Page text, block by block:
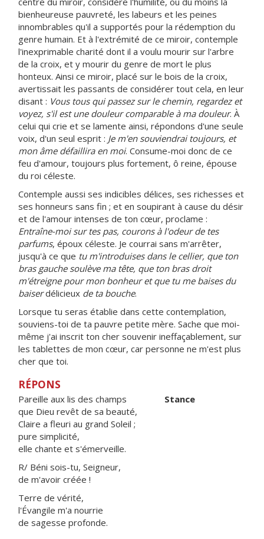
bienheureuse pauvreté, les labeurs et les peines
innombrables qu'il a supportés pour la rédemption du
genre humain. Et à l'extrémité de ce miroir, contemple
l'inexprimable charité dont il a voulu mourir sur l'arbre
de la croix, et y mourir du genre de mort le plus
honteux. Ainsi ce miroir, placé sur le bois de la croix,
avertissait les passants de considérer tout cela, en leur
disant : Vous tous qui passez sur le chemin, regardez et
voyez, s'il est une douleur comparable à ma douleur. À
celui qui crie et se lamente ainsi, répondons d'une seule
voix, d'un seul esprit : Je m'en souviendrai toujours, et
mon âme défaillira en moi. Consume-moi donc de ce
feu d'amour, toujours plus fortement, ô reine, épouse
du roi céleste.
Contemple aussi ses indicibles délices, ses richesses et
ses honneurs sans fin ; et en soupirant à cause du désir
et de l'amour intenses de ton cœur, proclame :
Entraîne-moi sur tes pas, courons à l'odeur de tes
parfums, époux céleste. Je courrai sans m'arrêter,
jusqu'à ce que tu m'introduises dans le cellier, que ton
bras gauche soulève ma tête, que ton bras droit
m'étreigne pour mon bonheur et que tu me baises du
baiserdélicieux de ta bouche.
Lorsque tu seras établie dans cette contemplation,
souviens-toi de ta pauvre petite mère. Sache que moi-
même j'ai inscrit ton cher souvenir ineffaçablement, sur
les tablettes de mon cœur, car personne ne m'est plus
cher que toi.
RÉPONS
Pareille aux lis des champs Stance
que Dieu revêt de sa beauté,
Claire a fleuri au grand Soleil ;
pure simplicité,
elle chante et s'émerveille.
R/ Béni sois-tu, Seigneur,
de m'avoir créée !
Terre de vérité,
l'Évangile m'a nourrie
de sagesse profonde.